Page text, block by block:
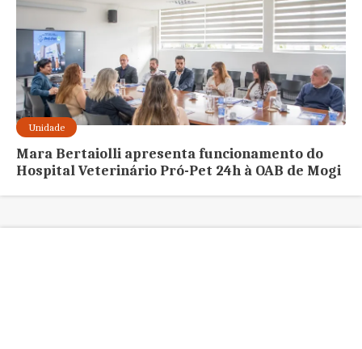
Unidade
Mara Bertaiolli apresenta funcionamento do
Hospital Veterinário Pró-Pet 24h à OAB de Mogi